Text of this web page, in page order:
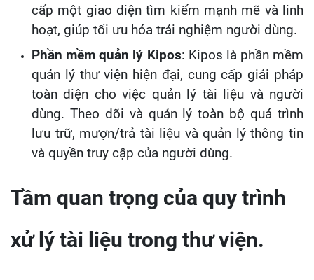
cấp một giao diện tìm kiếm mạnh mẽ và linh
hoạt, giúp tối ưu hóa trải nghiệm người dùng.
Phần mềm quản lý Kipos: Kipos là phần mềm
quản lý thư viện hiện đại, cung cấp giải pháp
toàn diện cho việc quản lý tài liệu và người
dùng. Theo dõi và quản lý toàn bộ quá trình
lưu trữ, mượn/trả tài liệu và quản lý thông tin
và quyền truy cập của người dùng.
Tầm quan trọng của quy trình
xử lý tài liệu trong thư viện.